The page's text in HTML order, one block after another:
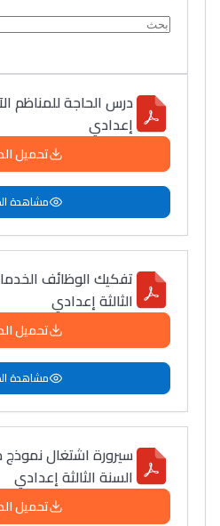
درس الحاجة للمناظم
إعدادي
تحميل
مشاهدة
تفكيك الوظائف
الثالثة إعدادي
تحميل
مشاهدة
سيرورة اشتغال نموذج
السنة الثالثة إعدادي
تحميل